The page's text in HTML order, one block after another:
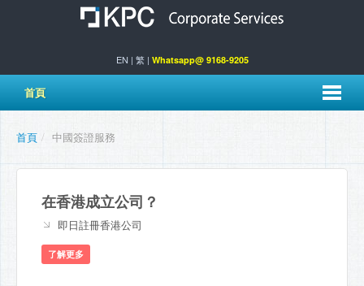
EN | 繁| Whatsapp@ 9168-9205
首頁
首頁 / 中國簽證服務
在香港成立公司？
即日註冊香港公司
了解更多